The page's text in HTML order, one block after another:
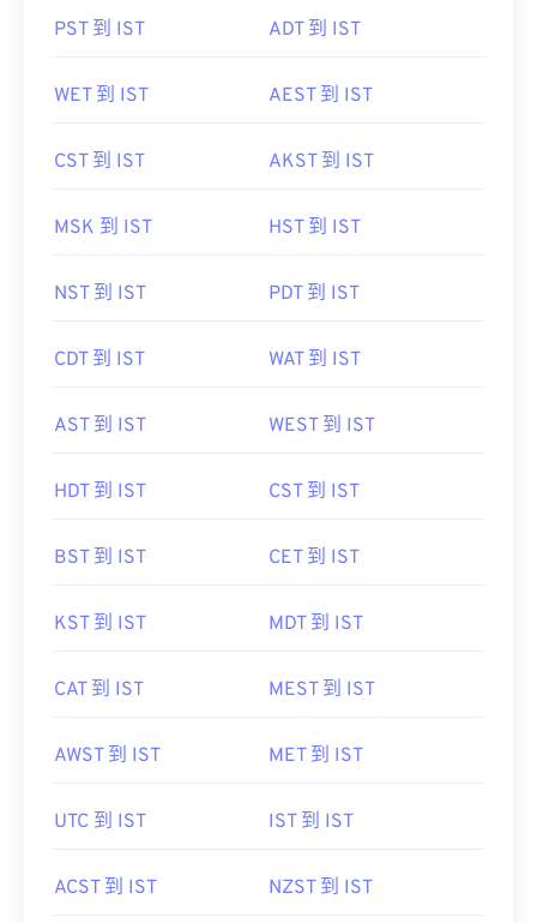
PST 到 IST ADT 到 IST
WET 到 IST AEST 到 IST
CST 到 IST AKST 到 IST
MSK 到 IST HST 到 IST
NST 到 IST PDT 到 IST
CDT 到 IST WAT 到 IST
AST 到 IST WEST 到 IST
HDT 到 IST CST 到 IST
BST 到 IST CET 到 IST
KST 到 IST MDT 到 IST
CAT 到 IST MEST 到 IST
AWST 到 IST MET 到 IST
UTC 到 IST IST 到 IST
ACST 到 IST NZST 到 IST